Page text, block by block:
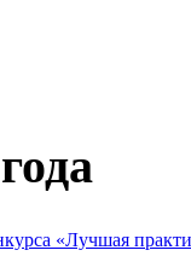
«Лучшая